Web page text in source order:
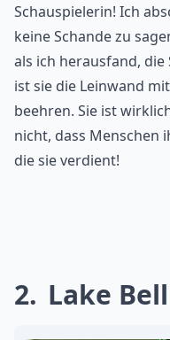
Schauspielerin! Ich
keine Schande zu
als ich herausfand, die
ist sie die Leinwand
beehren. Sie ist
nicht, dass Menschen
die sie verdient!
2 Lake Bell